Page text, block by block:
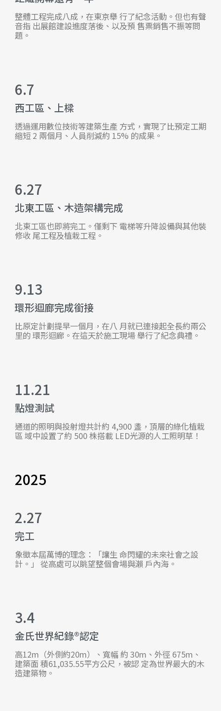
整體工程完成八成，在東京舉 行了紀念活動。但也有聲
音指 出展館建設進度落後、以及預 售票銷售不振等問
題。
6.7
西工區、上樑
透過運用數位技術等建築生產 方式，實現了比預定工期
縮短 2 兩個月、人員削減約 15% 的成果。
6.27
北東工區、木造架構完成
北東工區也即將完工。僅剩下 電梯等升降設備與其他裝
修收 尾工程及植栽工程。
9.13
環形迴廊完成銜接
比原定計劃提早一個月，在八 月就已連接起全長約兩公
里的 環形迴廊。在這天於施工現場 舉行了紀念典禮。
11.21
點燈測試
通道的照明與投射燈共計約 4,900 盞，頂層的綠化植栽
區 域中設置了約 500 株搭載 LED光源的人工照明草！
2025
2.27
完工
象徵本屆萬博的理念：「讓生 命閃耀的未來社會之設
計。」 從高處可以眺望整個會場與瀨 戶內海。
3.4
金氏世界紀錄®認定
高12m（外側約20m）、寬幅 約 30m、外徑 675m、
建築面 積61,035.55平方公尺，被認 定為世界最大的木
造建築物。